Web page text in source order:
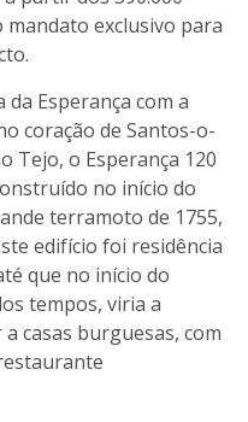
exclusivo para
Esperança com a
coração de Santos-o-
Tejo, o Esperança 120
no início do
terramoto de 1755,
edifício foi residência
que no início do
tempos, viria a
casas burguesas, com